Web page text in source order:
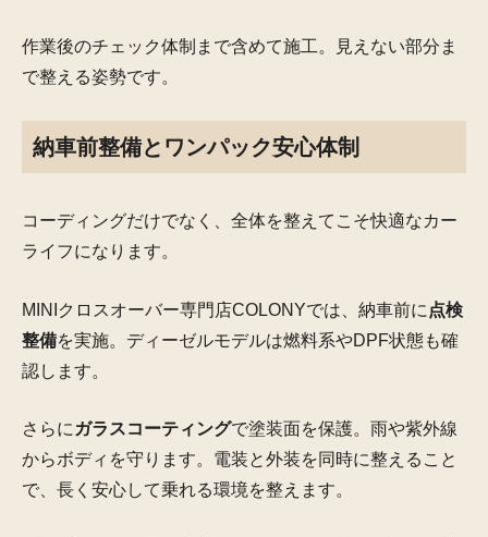
作業後のチェック体制まで含めて施工。見えない部分ま
で整える姿勢です。
納車前整備とワンパック安心体制
コーディングだけでなく、全体を整えてこそ快適なカー
ライフになります。
MINIクロスオーバー専門店COLONYでは、納車前に 点検
整備を実施。ディーゼルモデルは燃料系やDPF状態も確
認します。
さらに ガラスコーティングで塗装面を保護。雨や紫外線
からボディを守ります。電装と外装を同時に整えること
で、長く安心して乗れる環境を整えます。